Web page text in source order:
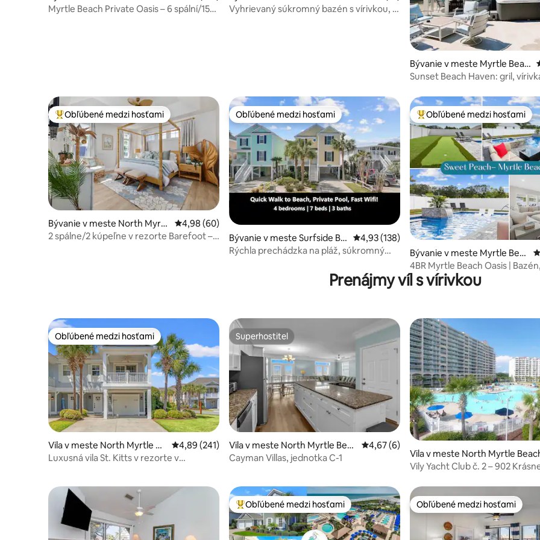
Myrtle Beach Private Oasis – 6 spální/15
Vyhrievaný súkromný bazén s vírivkou, 1
Bývanie v meste Myrtle Beac
h
Sunset Beach Haven: gril,
Najobľúbenejšie medzi hosťami
Obľúbené medzi hosťami
Bývanie v meste North Myrtl
e Beach
Priemerné ohodnotenie 4,98 z 5, počet hodnotení: 60
4,98 (60)
2 spálne/2 kúpeľne v rezorte Barefoot –
Obľúbené medzi hosťami
Obľúbené medzi hosťami
Bývanie v meste Surfside Be
ach
Priemerné ohodnotenie 4,93 z 5, počet
4,93 (138)
Rýchla prechádzka na pláž, súkromný
Najobľúbenejšie medzi hosťami
Obľúbené medzi hosťami
Bývanie v meste Myrtle Bea
ch
4BR Myrtle Beach Oasis |
oplotený dvor
Prenájmy víl s vírivkou
Obľúbené medzi hosťami
Obľúbené medzi hosťami
Vila v meste North Myrtle Be
ach
Priemerné ohodnotenie 4,89 z 5, počet hodnotení: 241
4,89 (241)
Luxusná vila St. Kitts v rezorte v
Superhostiteľ
Superhostiteľ
Vila v meste North Myrtle Beac
h
Priemerné ohodnotenie 4,67 z 5, počet
4,67 (6)
Cayman Villas, jednotka C-1
Vila v meste North Myrtle
Vily Yacht Club č. 2 – 902
Najobľúbenejšie medzi hosťami
Obľúbené medzi hosťami Obľúbené medzi hosťami
Obľúbené medzi hosťami